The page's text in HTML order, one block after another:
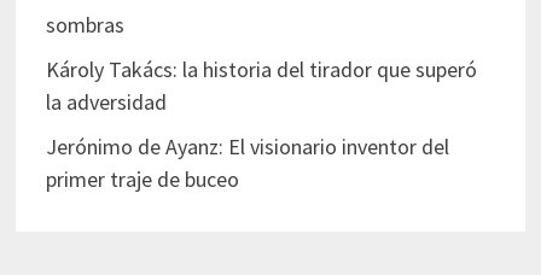
sombras
Károly Takács: la historia del tirador que superó
la adversidad
Jerónimo de Ayanz: El visionario inventor del
primer traje de buceo